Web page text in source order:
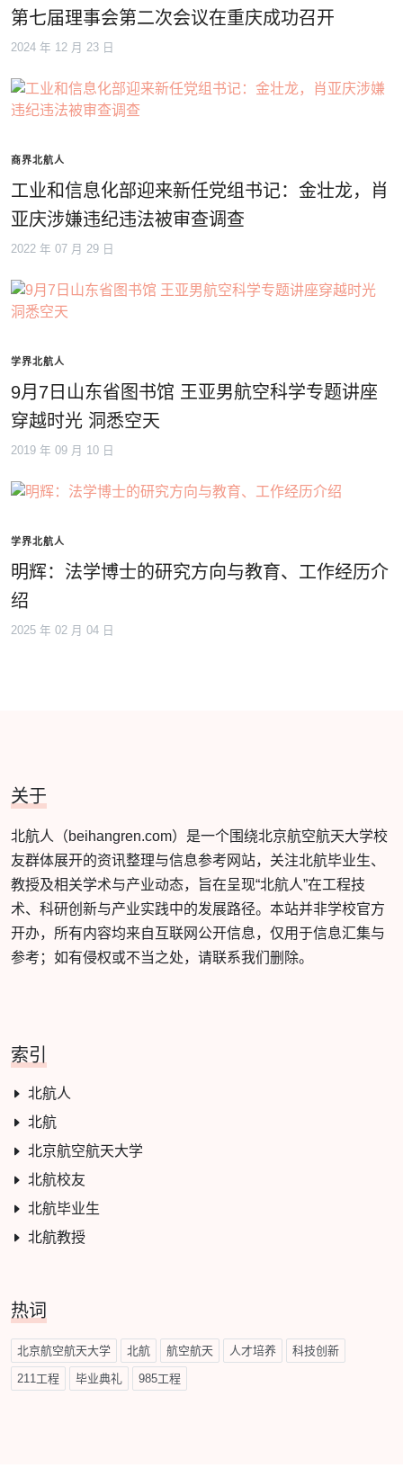
第七届理事会第二次会议在重庆成功召开
2024 年 12 月 23 日
商界北航人
工业和信息化部迎来新任党组书记：金壮龙，肖
亚庆涉嫌违纪违法被审查调查
2022 年 07 月 29 日
学界北航人
9月7日山东省图书馆 王亚男航空科学专题讲座
穿越时光 洞悉空天
2019 年 09 月 10 日
学界北航人
明辉：法学博士的研究方向与教育、工作经历介
绍
2025 年 02 月 04 日
关于
北航人（beihangren.com）是一个围绕北京航空航天大学校
友群体展开的资讯整理与信息参考网站，关注北航毕业生、
教授及相关学术与产业动态，旨在呈现“北航人”在工程技
术、科研创新与产业实践中的发展路径。本站并非学校官方
开办，所有内容均来自互联网公开信息，仅用于信息汇集与
参考；如有侵权或不当之处，请联系我们删除。
索引
北航人
北航
北京航空航天大学
北航校友
北航毕业生
北航教授
热词
北京航空航天大学 北航 航空航天 人才培养 科技创新
211工程 毕业典礼 985工程